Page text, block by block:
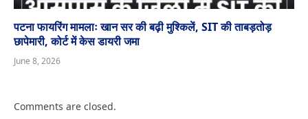
पटना फायरिंग मामलाः खान सर की बढ़ी मुश्किलें, SIT की ताबड़तोड़
छापेमारी, कोर्ट में केस डायरी जमा
June 8, 2026
Comments are closed.